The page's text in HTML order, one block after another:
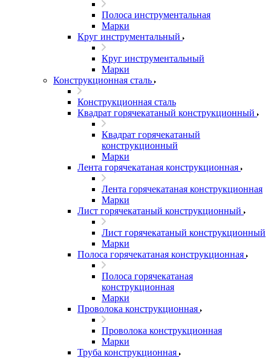
Полоса инструментальная
Марки
Круг инструментальный
Круг инструментальный
Марки
Конструкционная сталь
Конструкционная сталь
Квадрат горячекатаный конструкционный
Квадрат горячекатаный
конструкционный
Марки
Лента горячекатаная конструкционная
Лента горячекатаная конструкционная
Марки
Лист горячекатаный конструкционный
Лист горячекатаный конструкционный
Марки
Полоса горячекатаная конструкционная
Полоса горячекатаная
конструкционная
Марки
Проволока конструкционная
Проволока конструкционная
Марки
Труба конструкционная